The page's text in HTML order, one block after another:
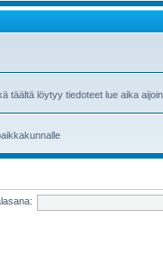
täältä löytyy tiedoteet lue aika aijoin